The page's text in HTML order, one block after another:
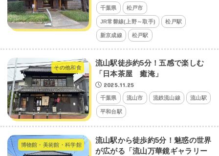
千葉県 松戸市
JR常磐線(上野～取手) 松戸駅
新京成線 松戸駅
その他和食
流山駅徒歩約5分！五感で楽しむ
「日本茶屋 癒淹」
2025.11.25
千葉県 流山市 流鉄流山線 流山駅
平和台駅
博物館・美術館・科学館
流山駅から徒歩約5分！魅惑の世界
が広がる「流山万華鏡ギャラリー